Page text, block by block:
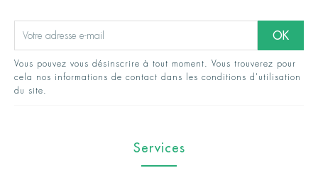
Vous pouvez vous désinscrire à tout moment. Vous trouverez pour
cela nos informations de contact dans les conditions d'utilisation
du site.
Services